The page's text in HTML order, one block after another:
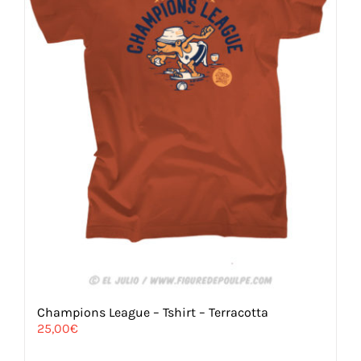
Champions League – Tshirt – Terracotta
25,00€